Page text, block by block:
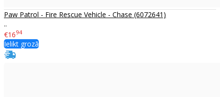
Paw Patrol - Fire Rescue Vehicle - Chase (6072641)
..
€1694
Ielikt grozā